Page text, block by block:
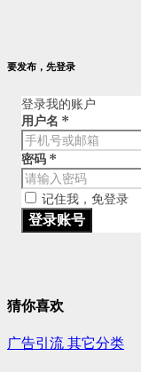
要发布，先登录
登录我的账户
用户名 *
密码 *
记住我，免登录
猜你喜欢
广告引流 其它分类